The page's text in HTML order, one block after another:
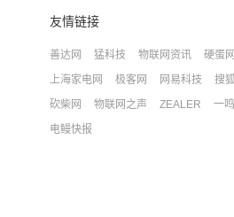
友情链接
善达网 猛科技 物联网资讯
硬蛋
上海家电网
极客网 网易科技
搜
砍柴网
物联网之声 ZEALER
一
电鳗快报